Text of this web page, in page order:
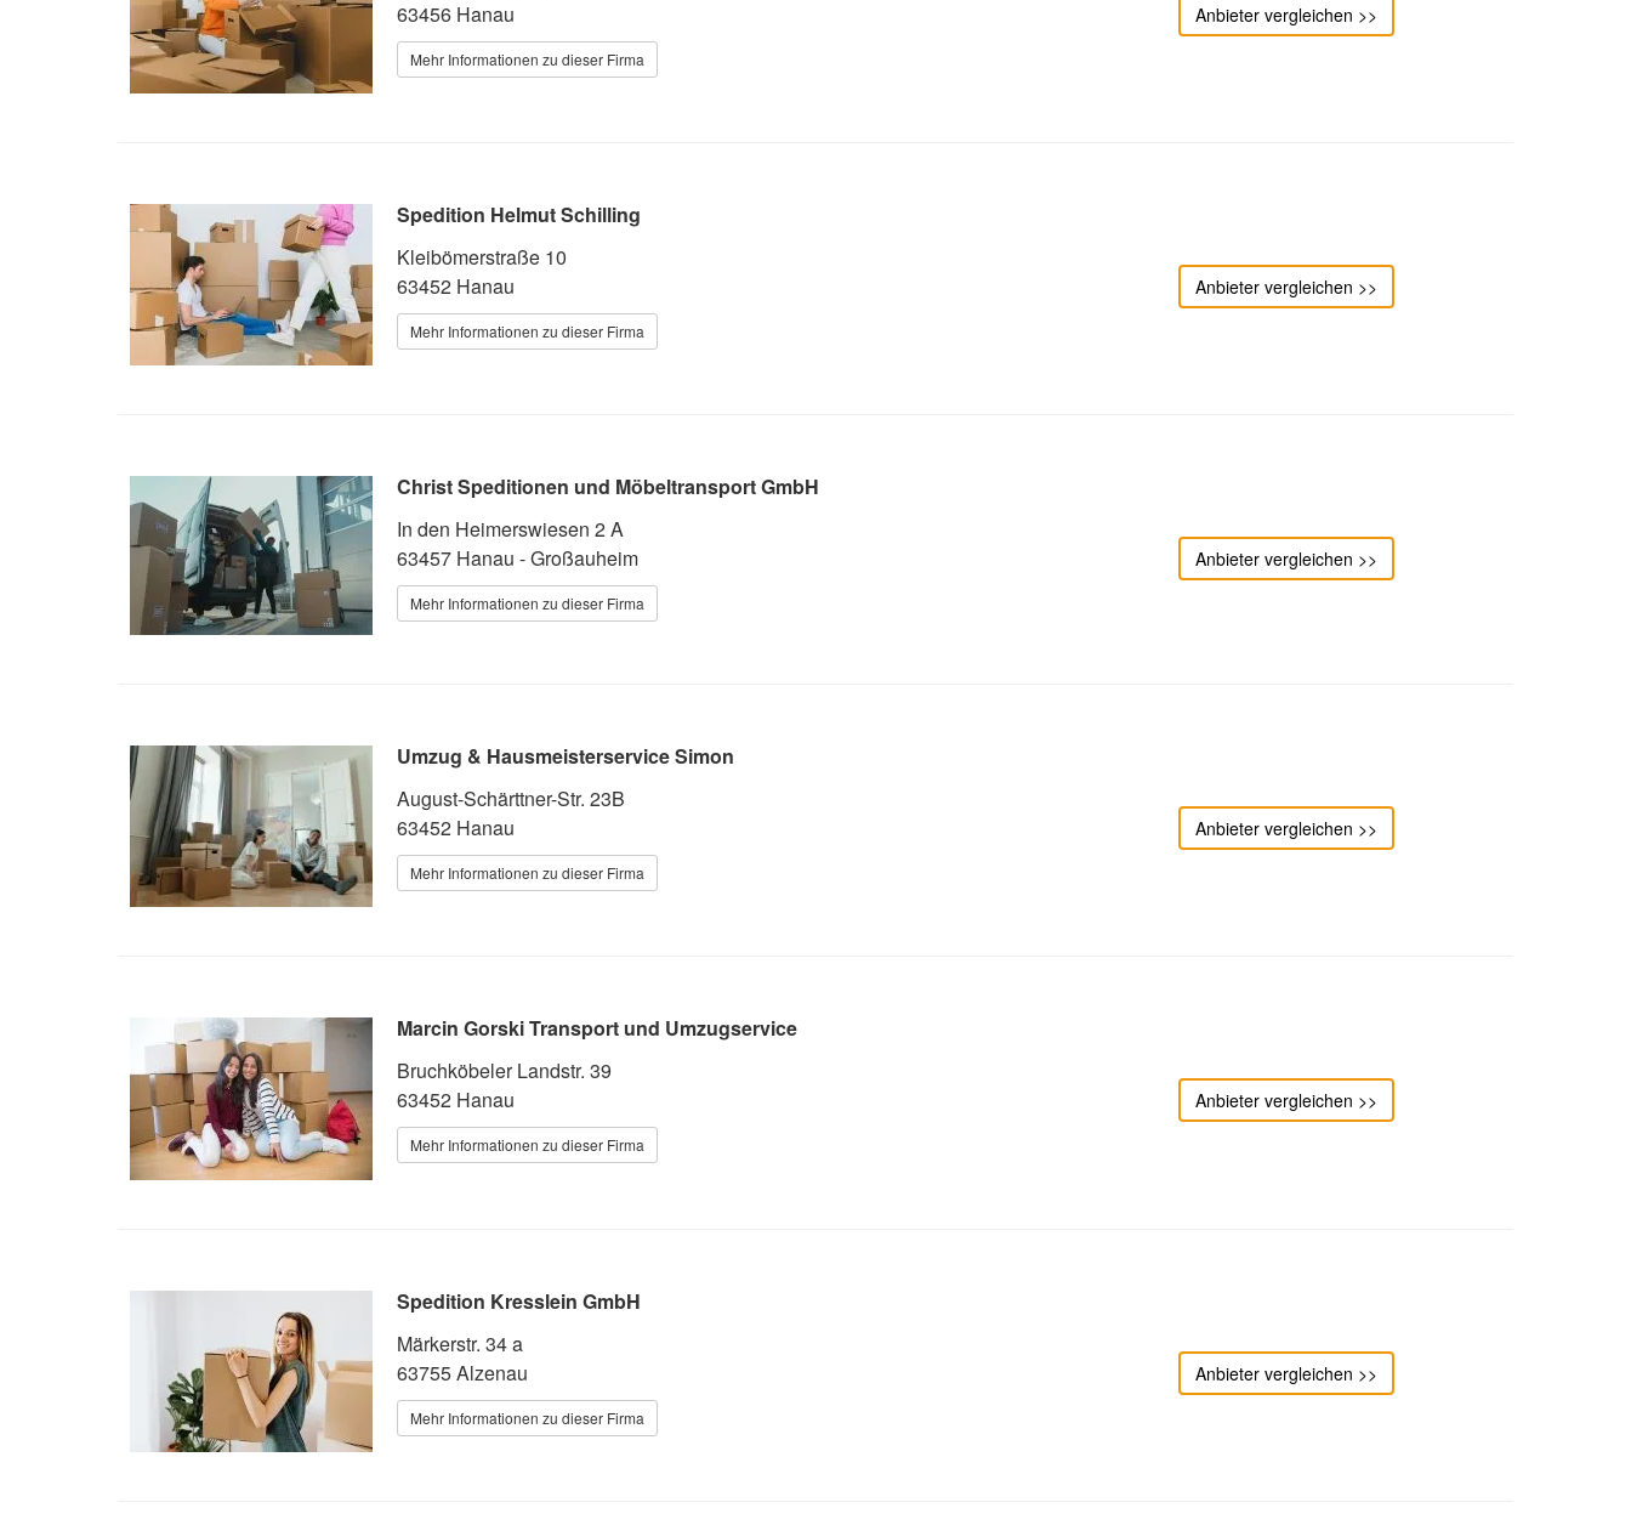
63456 Hanau
Mehr Informationen zu dieser Firma
Anbieter vergleichen >>
Spedition Helmut Schilling
Kleibömerstraße 10
63452 Hanau
Mehr Informationen zu dieser Firma
Anbieter vergleichen >>
Christ Speditionen und Möbeltransport GmbH
In den Heimerswiesen 2 A
63457 Hanau - Großauheim
Mehr Informationen zu dieser Firma
Anbieter vergleichen >>
Umzug & Hausmeisterservice Simon
August-Schärttner-Str. 23B
63452 Hanau
Mehr Informationen zu dieser Firma
Anbieter vergleichen >>
Marcin Gorski Transport und Umzugservice
Bruchköbeler Landstr. 39
63452 Hanau
Mehr Informationen zu dieser Firma
Anbieter vergleichen >>
Spedition Kresslein GmbH
Märkerstr. 34 a
63755 Alzenau
Mehr Informationen zu dieser Firma
Anbieter vergleichen >>